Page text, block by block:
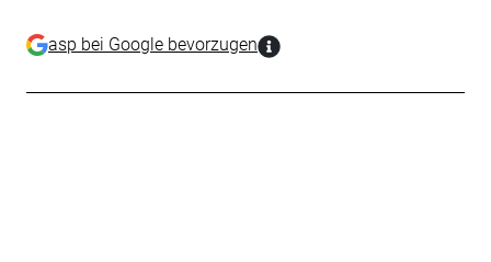
asp bei Google bevorzugen